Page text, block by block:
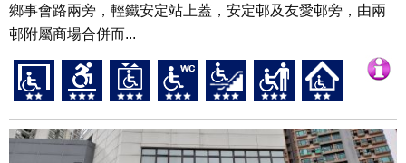
鄉事會路兩旁，輕鐵安定站上蓋，安定邨及友愛邨旁，由兩
邨附屬商場合併而...